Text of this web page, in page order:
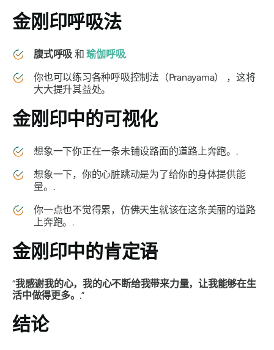
金刚印呼吸法
腹式呼吸 和瑜伽呼吸.
你也可以练习各种呼吸控制法（Pranayama）
，这将
大大提升其益处。
金刚印中的可视化
想象一下你正在一条未铺设路面的道路上奔跑。.
想象一下，你的心脏跳动是为了给你的身体提供能
量。.
你一点也不觉得累，仿佛天生就该在这条美丽的道路
上奔跑。.
金刚印中的肯定语
“我感谢我的心，我的心不断给我带来力量，让我能够在生
活中做得更多。.”
结论